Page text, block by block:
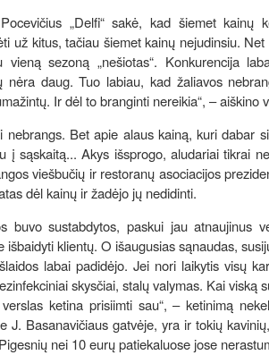
„Delfi“ sakė, kad šiemet kainų
už kitus, tačiau šiemet kainų nejudinsiu.
sezoną „nešiotas“. Konkurencija
nėra daug. Tuo labiau, kad žaliavos
Ir dėl to branginti nereikia“, – aiškino
Bet apie alaus kainą, kuri dabar
į sąskaitą... Akys išsprogo, aludariai tikrai
viešbučių ir restoranų asociacijos
dėl kainų ir žadėjo jų nedidinti.
buvo sustabdytos, paskui jau atnaujinus
klientų. O išaugusias sąnaudas,
labai padidėjo. Jei nori laikytis visų
skysčiai, stalų valymas. Kai viską
ketina prisiimti sau“, – ketinimą
Basanavičiaus gatvėje, yra ir tokių
nei 10 eurų patiekaluose jose